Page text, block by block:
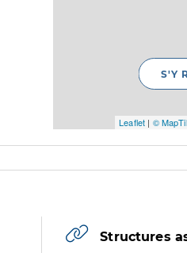
Leaflet | ©
S'Y
Structures